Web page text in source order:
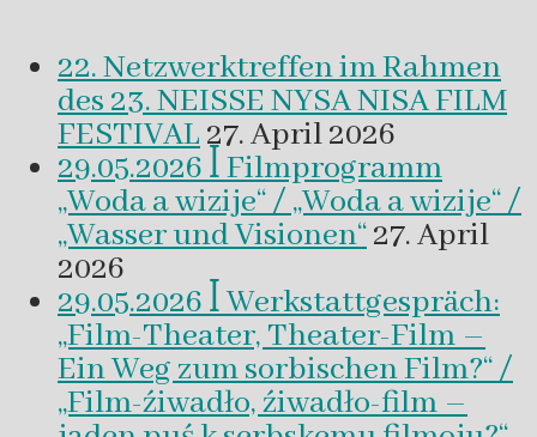
22. Netzwerktreffen im Rahmen
des 23. NEISSE NYSA NISA FILM
FESTIVAL27. April 2026
29.05.2026 ꟾ Filmprogramm
„Woda a wizije“ / „Woda a wizije“ /
„Wasser und Visionen“27. April
2026
29.05.2026 ꟾ Werkstattgespräch:
„Film-Theater, Theater-Film –
Ein Weg zum sorbischen Film?“ /
„Film-źiwadło, źiwadło-film –